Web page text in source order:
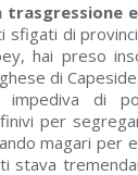
trasgressione
di
hai preso
di
impediva di
per
magari per
stava